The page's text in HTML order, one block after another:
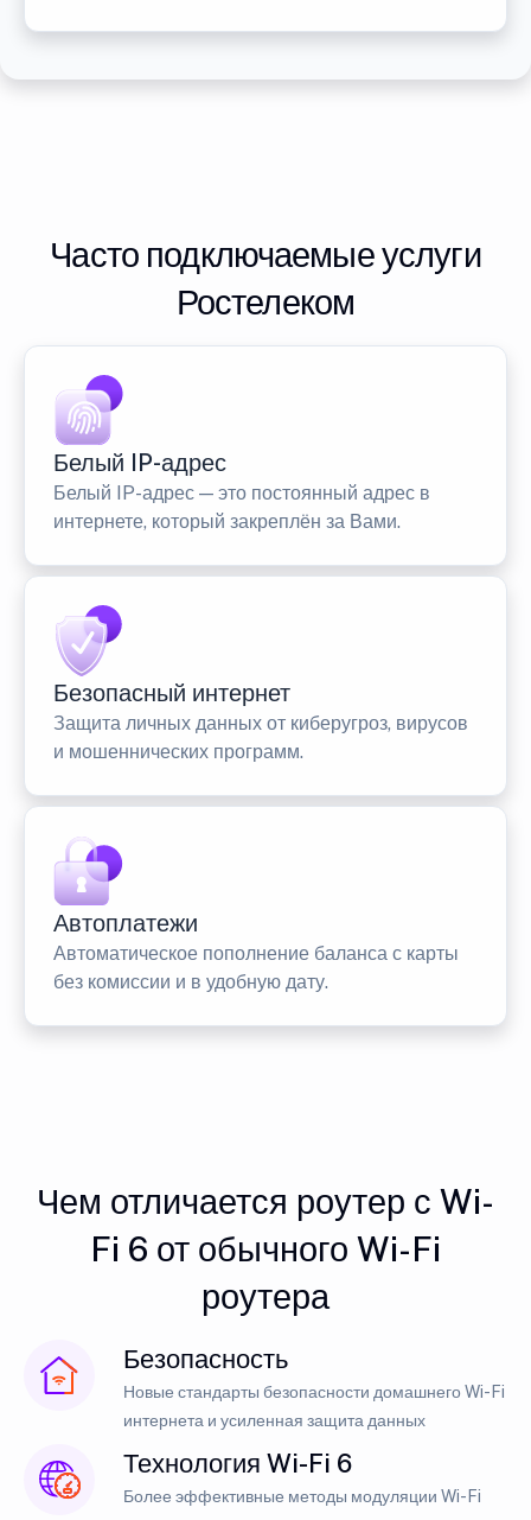
Часто подключаемые услуги
Ростелеком
Белый IP-адрес
Белый IP-адрес — это постоянный адрес в
интернете, который закреплён за Вами.
Безопасный интернет
Защита личных данных от киберугроз, вирусов
и мошеннических программ.
Автоплатежи
Автоматическое пополнение баланса с карты
без комиссии и в удобную дату.
Чем отличается роутер с Wi-
Fi 6 от обычного Wi-Fi
роутера
Безопасность
Новые стандарты безопасности домашнего Wi-Fi
интернета и усиленная защита данных
Технология Wi-Fi 6
Более эффективные методы модуляции Wi-Fi